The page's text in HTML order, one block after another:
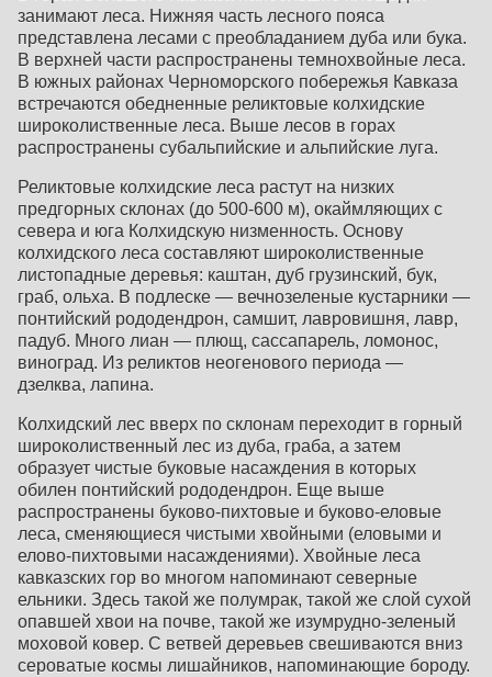
занимают леса. Нижняя часть лесного пояса
представлена лесами с преобладанием дуба или бука.
В верхней части распространены темнохвойные леса.
В южных районах Черноморского побережья Кавказа
встречаются обедненные реликтовые колхидские
широколиственные леса. Выше лесов в горах
распространены субальпийские и альпийские луга.
Реликтовые колхидские леса растут на низких
предгорных склонах (до 500-600 м), окаймляющих с
севера и юга Колхидскую низменность. Основу
колхидского леса составляют широколиственные
листопадные деревья: каштан, дуб грузинский, бук,
граб, ольха. В подлеске — вечнозеленые кустарники —
понтийский рододендрон, самшит, лавровишня, лавр,
падуб. Много лиан — плющ, сассапарель, ломонос,
виноград. Из реликтов неогенового периода —
дзелква, лапина.
Колхидский лес вверх по склонам переходит в горный
широколиственный лес из дуба, граба, а затем
образует чистые буковые насаждения в которых
обилен понтийский рододендрон. Еще выше
распространены буково-пихтовые и буково-еловые
леса, сменяющиеся чистыми хвойными (еловыми и
елово-пихтовыми насаждениями). Хвойные леса
кавказских гор во многом напоминают северные
ельники. Здесь такой же полумрак, такой же слой сухой
опавшей хвои на почве, такой же изумрудно-зеленый
моховой ковер. С ветвей деревьев свешиваются вниз
сероватые космы лишайников, напоминающие бороду.